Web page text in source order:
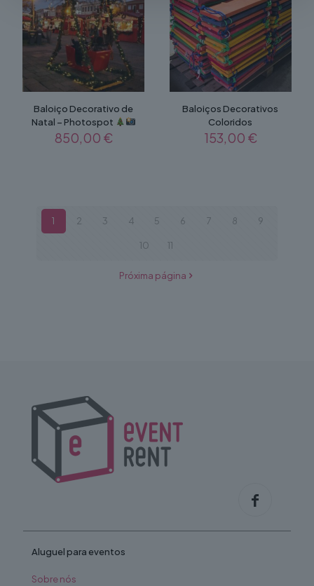
Baloiço Decorativo de
Natal – Photospot
850,00 €
Baloiços Decorativos
Coloridos
153,00 €
1 2 3 4 5 6 7 8 9
10 11
Próxima página
Aluguel para eventos
Sobre nós